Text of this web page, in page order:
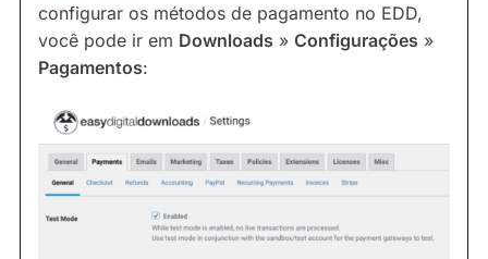
configurar os métodos de pagamento no EDD,
você pode ir em Downloads » Configurações »
Pagamentos: